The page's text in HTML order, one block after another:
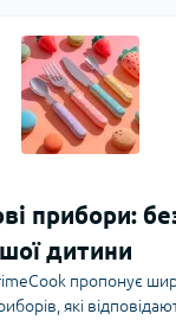
прибори:
дитини
пропонує
які